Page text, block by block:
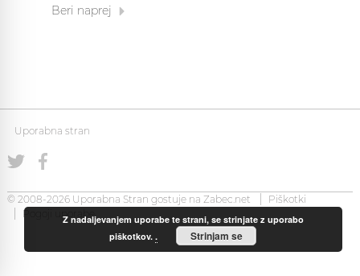
Beri naprej
Uporabna stran
© 2008-2026 Uporabna Stran gostuje na Zabec.net
Piškotki
Pogoji uporabeZ nadaljevanjem uporabe te strani, se strinjate z uporabo
piškotkov.. Strinjam se